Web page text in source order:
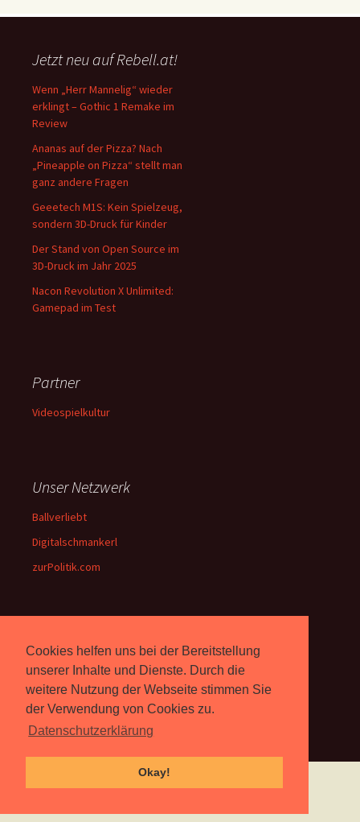
Cookies helfen uns bei der Bereitstellung
unserer Inhalte und Dienste. Durch die
weitere Nutzung der Webseite stimmen Sie
der Verwendung von Cookies zu.
Datenschutzerklärung
Okay!
Jetzt neu auf Rebell.at!
Wenn „Herr Mannelig“ wieder
erklingt – Gothic 1 Remake im
Review
Ananas auf der Pizza? Nach
„Pineapple on Pizza“ stellt man
ganz andere Fragen
Geeetech M1S: Kein Spielzeug,
sondern 3D-Druck für Kinder
Der Stand von Open Source im
3D-Druck im Jahr 2025
Nacon Revolution X Unlimited:
Gamepad im Test
Partner
Videospielkultur
Unser Netzwerk
Ballverliebt
Digitalschmankerl
zurPolitik.com
Über Uns
Rebell.atberichtet seit 2003
unabhängig über Computer-
und Videospiele. ( Impressum )